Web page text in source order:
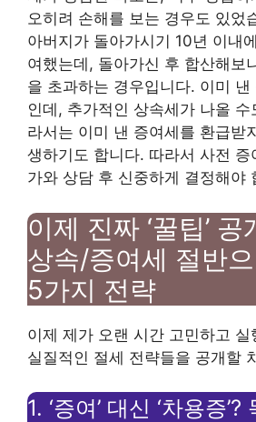
오히려 손해를 보는 경우도 있었
아버지가 돌아가시기 10년 이내
여했는데, 돌아가신 후 합산해보
을 초과하는 경우입니다. 이미 낸
인데, 추가적인 상속세가 나올
라서는 이미 낸 증여세를 환급받
생하기도 합니다. 따라서 사전 증
가와 상담 후 신중하게 결정해야
이제 진짜 ‘꿀팁’
상속/증여세 절반
5가지 전략
이제 제가 오랜 시간 고민하고
실질적인 절세 전략들을 공개할
1. ‘증여’ 대신 ‘차용증